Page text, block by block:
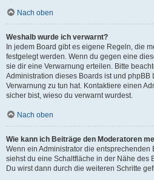
Nach oben
Weshalb wurde ich verwarnt?
In jedem Board gibt es eigene Regeln, die
festgelegt werden. Wenn du gegen eine
sie dir eine Verwarnung erteilen. Bitte
Administration dieses Boards ist und phpBB
Verwarnung zu tun hat. Kontaktiere einen
sicher bist, wieso du verwarnt wurdest.
Nach oben
Wie kann ich Beiträge den Moderatoren
Wenn ein Administrator die
siehst du eine Schaltfläche in der Nähe des
Du wirst dann durch die weiteren Schritte